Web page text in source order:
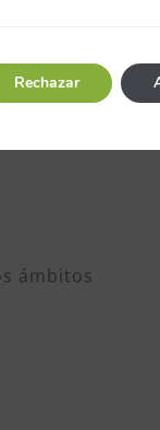
dentro de
ámbitos
Rechazar